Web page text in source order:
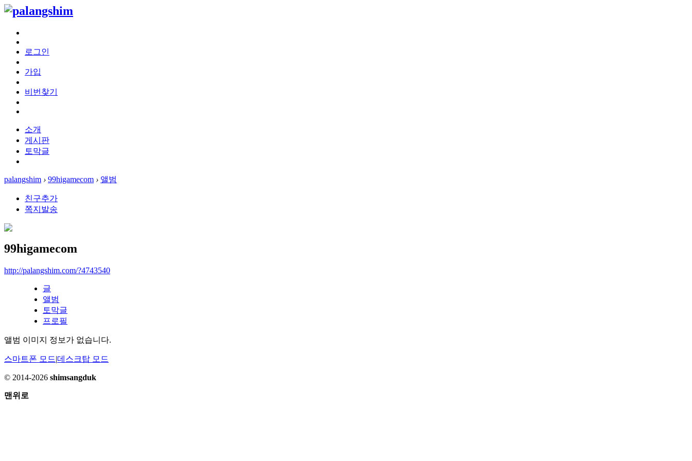
로그인
가입
비번찾기
소개
게시판
토막글
palangshim › 99higamecom › 앨범
친구추가
쪽지발송
99higamecom
http://palangshim.com/?4743540
글
앨범
토막글
프로필
앨범 이미지 정보가 없습니다.
스마트폰 모드|데스크탑 모드
© 2014-2026 shimsangduk
맨위로